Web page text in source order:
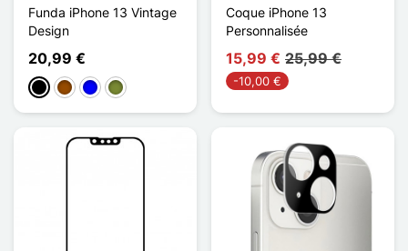
Funda iPhone 13 Vintage
Design
20,99 €
NegroMarrón
AzulCaqui
Coque iPhone 13
Personnalisée
15,99 € 25,99 €
-10,00 €